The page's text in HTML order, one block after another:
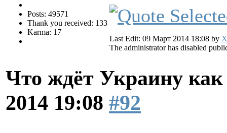
Posts: 49571
Thank you received: 133
Karma: 17
Last Edit: 09 Март 2014 18:08 by
The administrator has disabled
Что ждёт Украину как
2014 19:08 #92